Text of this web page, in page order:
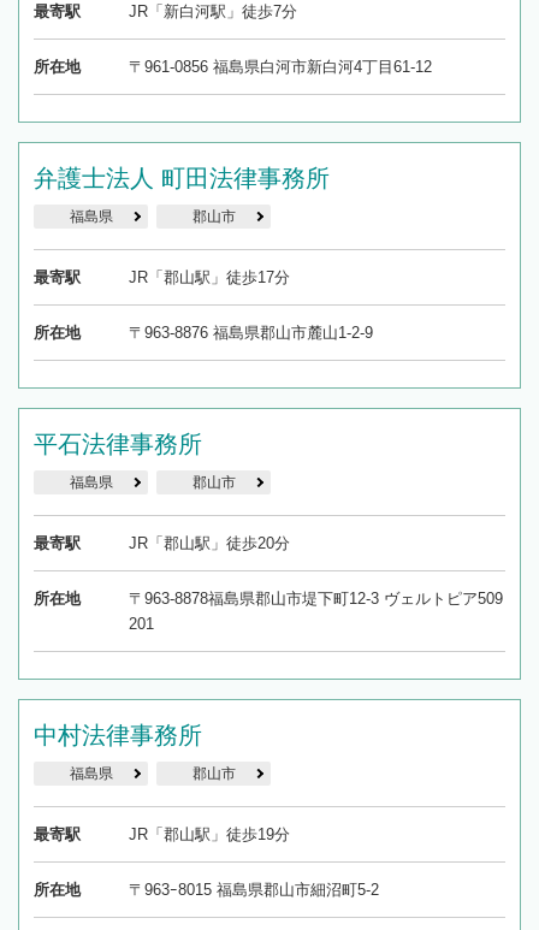
最寄駅 JR「新白河駅」徒歩7分
所在地 〒961-0856 福島県白河市新白河4丁目61-12
弁護士法人 町田法律事務所
福島県 郡山市
最寄駅 JR「郡山駅」徒歩17分
所在地 〒963-8876 福島県郡山市麓山1-2-9
平石法律事務所
福島県 郡山市
最寄駅 JR「郡山駅」徒歩20分
所在地
〒963-8878福島県郡山市堤下町12-3 ヴェルトピア509
201
中村法律事務所
福島県 郡山市
最寄駅 JR「郡山駅」徒歩19分
所在地 〒963ｰ8015 福島県郡山市細沼町5-2